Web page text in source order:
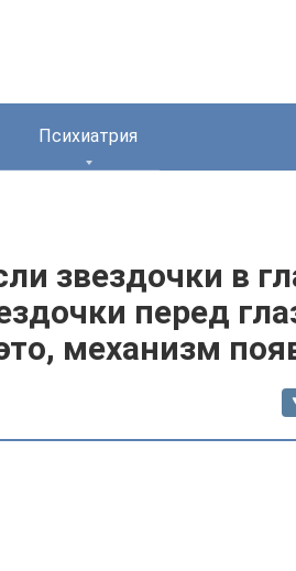
Психиатрия
звездочки в
перед
механизм